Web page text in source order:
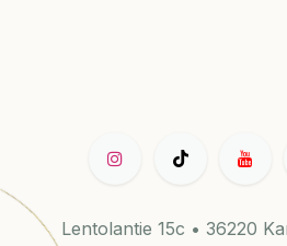
Lentolantie 15c • 36220